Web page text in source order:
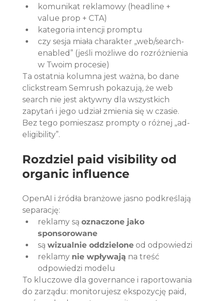
komunikat reklamowy (headline +
value prop + CTA)
kategoria intencji promptu
czy sesja miała charakter „web/search-
enabled” (jeśli możliwe do rozróżnienia
w Twoim procesie)
Ta ostatnia kolumna jest ważna, bo dane
clickstream Semrush pokazują, że web
search nie jest aktywny dla wszystkich
zapytań i jego udział zmienia się w czasie.
Bez tego pomieszasz prompty o różnej „ad-
eligibility”.
Rozdziel paid visibility od
organic influence
OpenAI i źródła branżowe jasno podkreślają
separację:
reklamy są oznaczone jako
sponsorowane
są wizualnie oddzielone od odpowiedzi
reklamy nie wpływają na treść
odpowiedzi modelu
To kluczowe dla governance i raportowania
do zarządu: monitorujesz ekspozycję paid,